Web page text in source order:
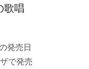
歌唱
発売日
で発売